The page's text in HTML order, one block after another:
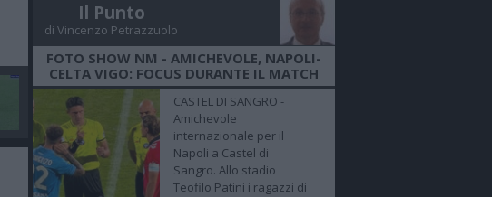
Il Punto
di Vincenzo Petrazzuolo
FOTO SHOW NM - AMICHEVOLE, NAPOLI-
CELTA VIGO: FOCUS DURANTE IL MATCH
CASTEL DI SANGRO -
Amichevole
internazionale per il
Napoli a Castel di
Sangro. Allo stadio
Teofilo Patini i ragazzi di